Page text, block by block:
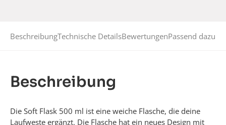
BeschreibungTechnische DetailsBewertungenPassend dazu
Beschreibung
Die Soft Flask 500 ml ist eine weiche Flasche, die deine
Laufweste ergänzt. Die Flasche hat ein neues Design mit